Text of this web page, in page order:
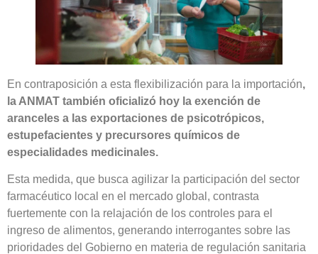
En contraposición a esta flexibilización para la importación,
la ANMAT también oficializó hoy la exención de
aranceles a las exportaciones de psicotrópicos,
estupefacientes y precursores químicos de
especialidades medicinales.
Esta medida, que busca agilizar la participación del sector
farmacéutico local en el mercado global, contrasta
fuertemente con la relajación de los controles para el
ingreso de alimentos, generando interrogantes sobre las
prioridades del Gobierno en materia de regulación sanitaria